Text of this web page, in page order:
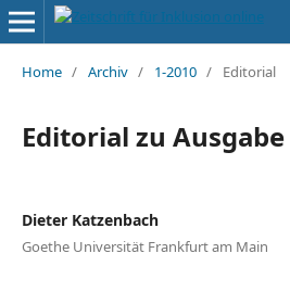
Home / Archiv / 1-2010 / Editorial
Editorial zu
Dieter Katzenbach
Goethe Universität Frankfurt am Main